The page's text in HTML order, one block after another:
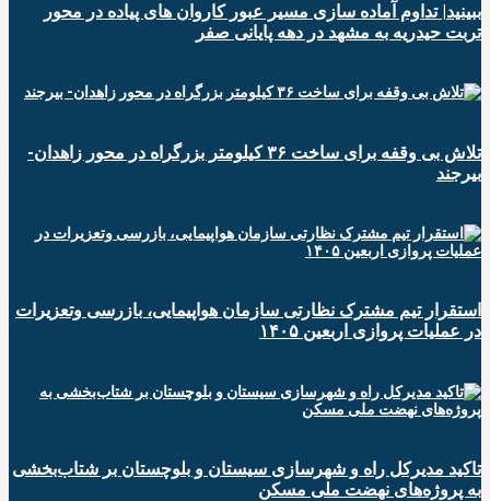
ببینید| تداوم آماده سازی مسیر عبور کاروان های پیاده در محور
تربت حیدریه به مشهد در دهه پایانی صفر
تلاش بی وقفه برای ساخت ۳۶ کیلومتر بزرگراه در محور زاهدان-
بیرجند
استقرار تیم مشترک نظارتی سازمان هواپیمایی، بازرسی وتعزیرات
در عملیات پروازی اربعین ۱۴۰۵
تاکید مدیرکل راه و شهرسازی سیستان و بلوچستان بر شتاب‌بخشی
به پروژه‌های نهضت ملی مسکن